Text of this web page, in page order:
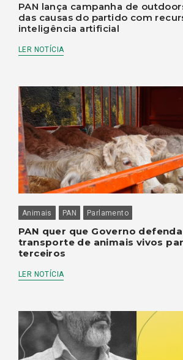
PAN lança campanha de
das causas do partido com
inteligência artificial
LER NOTÍCIA
Animais PAN Parlamento
PAN quer que Governo
transporte de animais vivos
terceiros
LER NOTÍCIA